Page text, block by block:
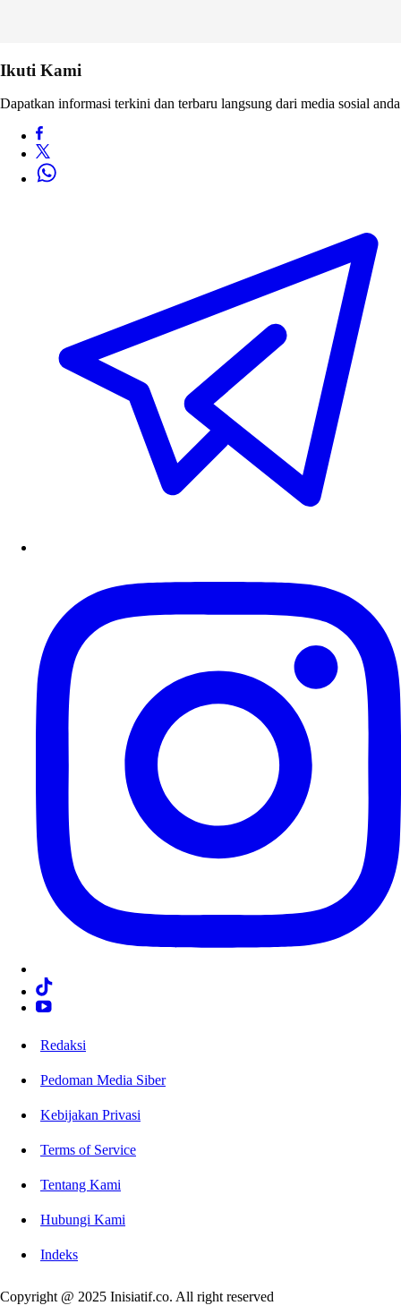
Ikuti Kami
Dapatkan informasi terkini dan terbaru langsung dari media sosial anda
Redaksi
Pedoman Media Siber
Kebijakan Privasi
Terms of Service
Tentang Kami
Hubungi Kami
Indeks
Copyright @ 2025 Inisiatif.co. All right reserved